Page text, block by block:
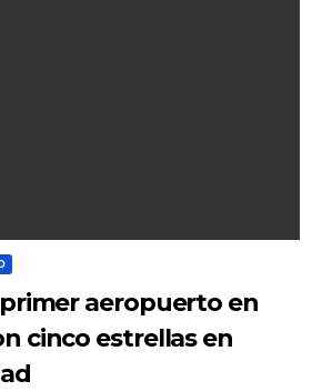
aeropuerto en
en